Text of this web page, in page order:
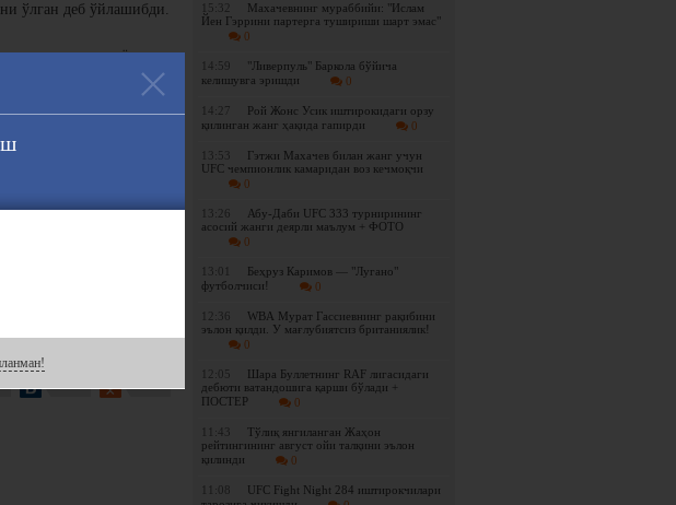
15:32
Махачевнинг мураббийи: "Ислам
Йен Гэррини партерга тушириши шарт эмас"
0
14:59
"Ливерпуль" Баркола бўйича
келишувга эришди
0
14:27
Рой Жонс Усик иштирокидаги орзу
қилинган жанг ҳақида гапирди
0
13:53
Гэтжи Махачев билан жанг учун
UFC чемпионлик камаридан воз кечмоқчи
0
13:26
Абу-Даби UFC 333 турнирининг
асосий жанги деярли маълум + ФОТО
0
13:01
Беҳруз Каримов — "Лугано"
футболчиси!
0
12:36
WBА Мурат Гассиевнинг рақибини
эълон қилди. У мағлубиятсиз британиялик!
0
12:05
Шара Буллетнинг RAF лигасидаги
дебюти ватандошига қарши бўлади +
ПОСТЕР
0
11:43
Tўлиқ янгиланган Жаҳон
рейтингининг август ойи талқини эълон
қилинди
0
11:08
UFC Fight Night 284 иштирокчилари
ўлган деб ўйлашибди.
гарчи мен тез ёрдам
йўқ эди. Лекин
Митчелл.
учраганди.